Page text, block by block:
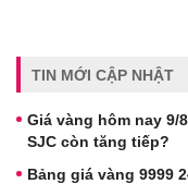
TIN MỚI CẬP NHẬT
Giá vàng hôm nay 9/
SJC còn tăng tiếp?
Bảng giá vàng 9999